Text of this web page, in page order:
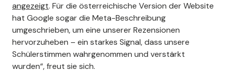
angezeigt. Für die österreichische Version der Website
hat Google sogar die Meta-Beschreibung
umgeschrieben, um eine unserer Rezensionen
hervorzuheben – ein starkes Signal, dass unsere
Schülerstimmen wahrgenommen und verstärkt
wurden“, freut sie sich.